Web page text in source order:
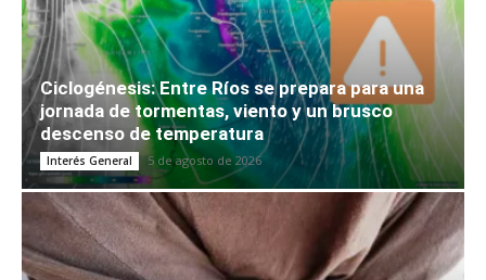
Ciclogénesis: Entre Ríos se prepara para una
jornada de tormentas, viento y un brusco
descenso de temperatura
Interés General 5 de agosto de 2026